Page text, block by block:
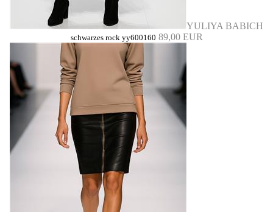
YULIYA BABICH
schwarzes rock yy600160 89,00 EUR